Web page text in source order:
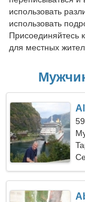
использовать
использовать
Присоединяйтесь
для местных